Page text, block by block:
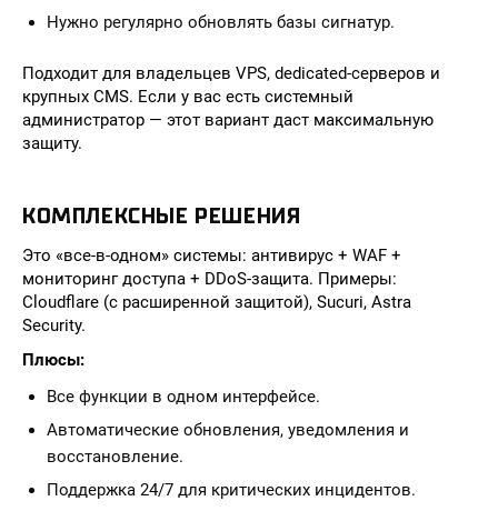
Нужно регулярно обновлять базы сигнатур.
Подходит для владельцев VPS, dedicated-серверов и
крупных CMS. Если у вас есть системный
администратор — этот вариант даст максимальную
защиту.
КОМПЛЕКСНЫЕ РЕШЕНИЯ
Это «все-в-одном» системы: антивирус + WAF +
мониторинг доступа + DDoS-защита. Примеры:
Cloudflare (с расширенной защитой), Sucuri, Astra
Security.
Плюсы:
Все функции в одном интерфейсе.
Автоматические обновления, уведомления и
восстановление.
Поддержка 24/7 для критических инцидентов.